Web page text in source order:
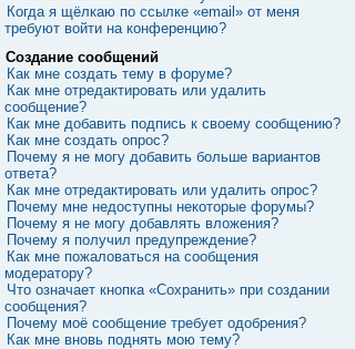
Когда я щёлкаю по ссылке «email» от меня
требуют войти на конференцию?
Создание сообщений
Как мне создать тему в форуме?
Как мне отредактировать или удалить
сообщение?
Как мне добавить подпись к своему сообщению?
Как мне создать опрос?
Почему я не могу добавить больше вариантов
ответа?
Как мне отредактировать или удалить опрос?
Почему мне недоступны некоторые форумы?
Почему я не могу добавлять вложения?
Почему я получил предупреждение?
Как мне пожаловаться на сообщения
модератору?
Что означает кнопка «Сохранить» при создании
сообщения?
Почему моё сообщение требует одобрения?
Как мне вновь поднять мою тему?